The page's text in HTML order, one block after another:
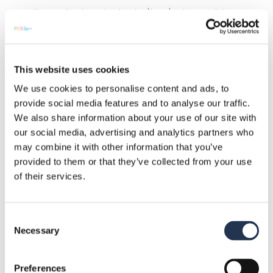
This website uses cookies
We use cookies to personalise content and ads, to
provide social media features and to analyse our traffic.
We also share information about your use of our site with
our social media, advertising and analytics partners who
may combine it with other information that you’ve
provided to them or that they’ve collected from your use
of their services.
Selection
Necessary
Preferences
appositamente incaricato; inoltre le immagini possono
essere visualizzate dall’addetto esterno alla vigilanza;
remoto, salvo che nei casi previsti dalla legge in materia
di illeciti penali; solo in caso di richiesta da parte delle
autorità di pubblica sicurezza è consentito agli incaricati
consegnare i supporti informatici che contengono le
registrazioni;
– i supporti con cui vengono registrati e conservati i dati
personali (immagini video riprese dalle telecamere) sono
incaricato del trattamento dei dati stessi (amministratore
videosorveglianza e, per le finalità connesse alle attività